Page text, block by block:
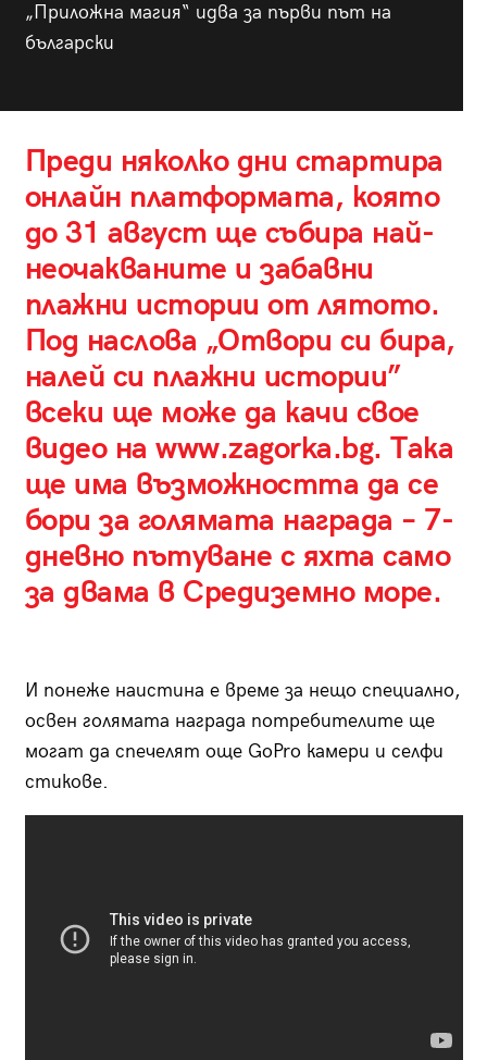
„Приложна магия“ идва за първи път на
български
Преди няколко дни стартира
онлайн платформата, която
до 31 август ще събира най-
неочакваните и забавни
плажни истории от лятото.
Под наслова „Отвори си бира,
налей си плажни истории”
всеки ще може да качи свое
видео на www.zagorka.bg. Така
ще има възможността да се
бори за голямата награда – 7-
дневно пътуване с яхта само
за двама в Средиземно море.
И понеже наистина е време за нещо специално,
освен голямата награда потребителите ще
могат да спечелят още GoPro камери и селфи
стикове.